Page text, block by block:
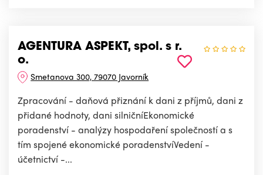
AGENTURA ASPEKT, spol. s r.
o.
Smetanova 300, 79070 Javorník
Zpracování - daňová přiznání k dani z příjmů, dani z
přidané hodnoty, dani silničníEkonomické
poradenství - analýzy hospodaření společností a s
tím spojené ekonomické poradenstvíVedení -
účetnictví -...